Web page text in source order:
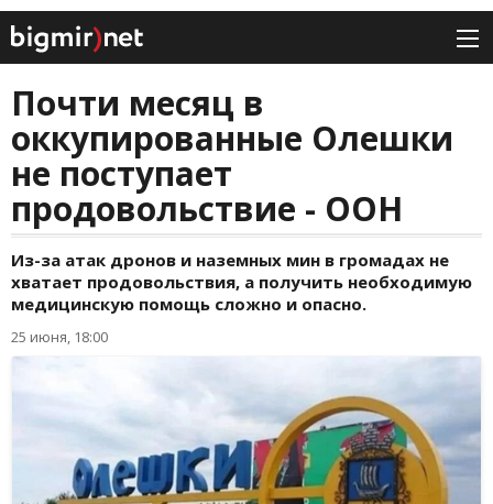
Почти месяц в
оккупированные Олешки
не поступает
продовольствие - ООН
Из-за атак дронов и наземных мин в громадах не
хватает продовольствия, а получить необходимую
медицинскую помощь сложно и опасно.
25 июня, 18:00